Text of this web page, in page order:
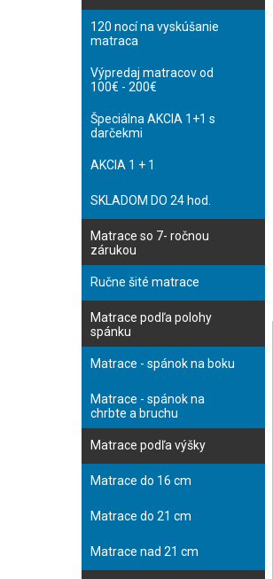
120 nocí na vyskúšanie
matraca
Výpredaj matracov od
100€ - 200€
Špeciálna AKCIA 1+1 s
darčekmi
AKCIA 1 + 1
SKLADOM DO 24 hod.
Matrace so 7- ročnou
zárukou
Ručne šité matrace
Matrace podľa polohy
spánku
Matrace - spánok na boku
Matrace - spánok na
chrbte a bruchu
Matrace podľa výšky
Matrace do 16 cm
Matrace do 21 cm
Matrace nad 21 cm